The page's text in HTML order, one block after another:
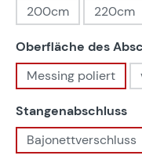
200cm
220cm
Oberfläche des
Messing poliert
Stangenabschluss
Bajonettverschluss